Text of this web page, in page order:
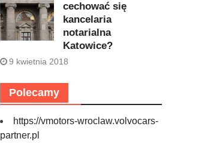
cechować się
kancelaria
notarialna
Katowice?
9 kwietnia 2018
Polecamy
https://vmotors-wroclaw.volvocars-
partner.pl